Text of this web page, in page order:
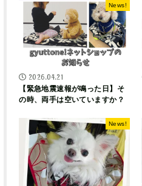
News!
2026.04.21
【緊急地震速報が鳴った日】そ
の時、両手は空いていますか？
News!